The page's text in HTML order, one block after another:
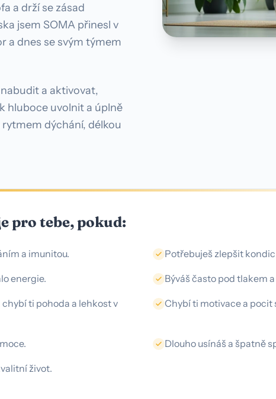
a drží se zásad
jsem SOMA přinesl v
a dnes se svým týmem
a aktivovat,
hluboce uvolnit a úplně
dýchání, délkou
pro tebe, pokud:
a imunitou. Potřebuješ zlepšit
energie. Býváš často pod tlakem
ti pohoda a lehkost v
Chybí ti motivace a pocit
Dlouho usínáš a špatně
život.